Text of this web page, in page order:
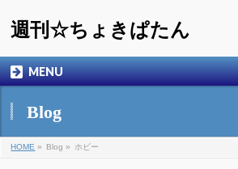
週刊☆ちょきぱたん
MENU
Blog
HOME » Blog » ホビー